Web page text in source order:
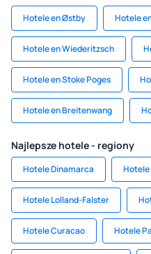
Hotele en Østby Hotele
Hotele en Wiederitzsch
Hotele en Stoke Poges
Hotele en Breitenwang
Najlepsze hotele - regiony
Hotele Dinamarca Hotele
Hotele Lolland-Falster
Hotele Curacao Hotele